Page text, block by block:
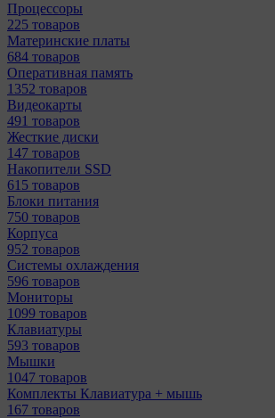
Процессоры
225 товаров
Материнcкие платы
684 товаров
Оперативная память
1352 товаров
Видеокарты
491 товаров
Жесткие диски
147 товаров
Накопители SSD
615 товаров
Блоки питания
750 товаров
Корпуса
952 товаров
Системы охлаждения
596 товаров
Мониторы
1099 товаров
Клавиатуры
593 товаров
Мышки
1047 товаров
Комплекты Клавиатура + мышь
167 товаров